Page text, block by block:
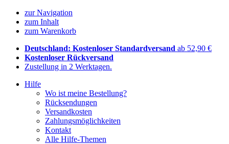
zur Navigation
zum Inhalt
zum Warenkorb
Deutschland: Kostenloser Standardversand ab 52,90 €
Kostenloser Rückversand
Zustellung in 2 Werktagen.
Hilfe
Wo ist meine Bestellung?
Rücksendungen
Versandkosten
Zahlungsmöglichkeiten
Kontakt
Alle Hilfe-Themen